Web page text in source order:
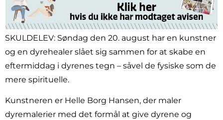
SKULDELEV: Søndag den 20. august har en kunstner
og en dyrehealer slået sig sammen for at skabe en
eftermiddag i dyrenes tegn – såvel de fysiske som de
mere spirituelle.
Kunstneren er Helle Borg Hansen, der maler
dyremalerier med det formål at give dyrene og